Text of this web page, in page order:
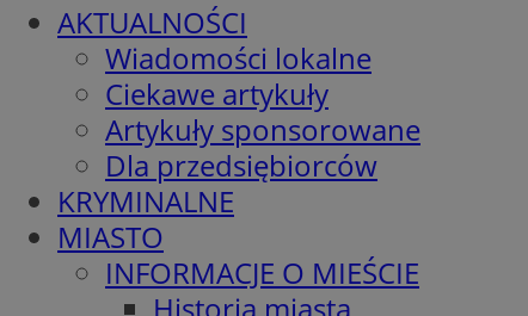
AKTUALNOŚCI
Wiadomości lokalne
Ciekawe artykuły
Artykuły sponsorowane
Dla przedsiębiorców
KRYMINALNE
MIASTO
INFORMACJE O MIEŚCIE
Historia miasta